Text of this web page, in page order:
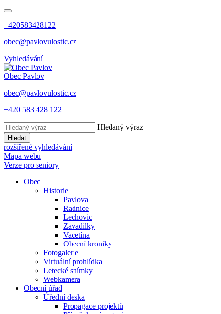
+420583428122
obec@pavlovulostic.cz
Vyhledávání
Obec Pavlov
obec@pavlovulostic.cz
+420 583 428 122
Hledaný výraz
Hledat
rozšířené vyhledávání
Mapa webu
Verze pro seniory
Obec
Historie
Pavlova
Radnice
Lechovic
Zavadilky
Vacetína
Obecní kroniky
Fotogalerie
Virtuální prohlídka
Letecké snímky
Webkamera
Obecní úřad
Úřední deska
Propagace projektů